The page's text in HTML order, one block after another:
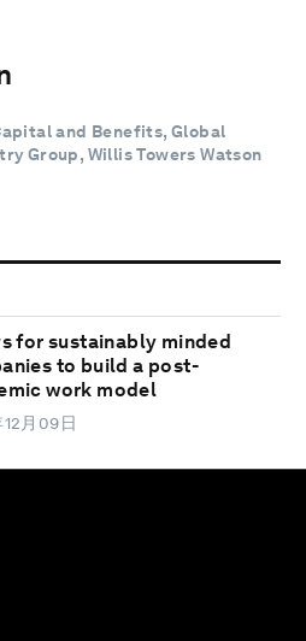
and Benefits, Global
Group, Willis Towers Watson
for sustainably minded
to build a post-
work model
月09日